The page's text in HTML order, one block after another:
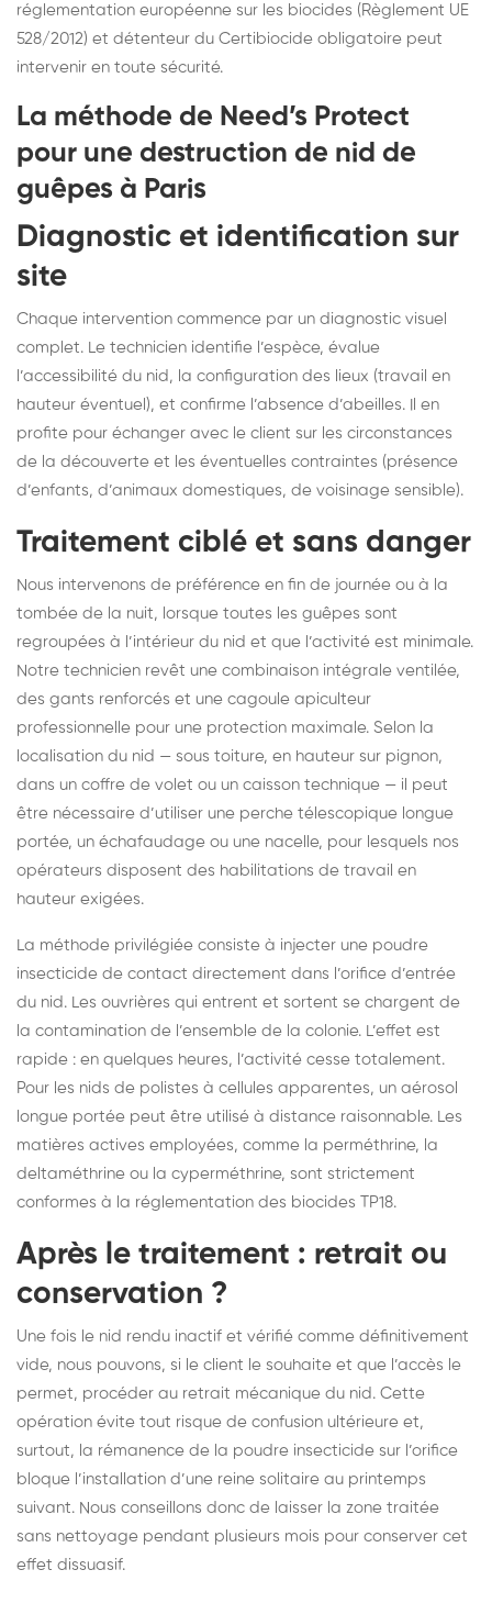
réglementation européenne sur les biocides (Règlement UE
528/2012) et détenteur du Certibiocide obligatoire peut
intervenir en toute sécurité.
La méthode de Need’s Protect
pour une destruction de nid de
guêpes à Paris
Diagnostic et identification sur
site
Chaque intervention commence par un diagnostic visuel
complet. Le technicien identifie l’espèce, évalue
l’accessibilité du nid, la configuration des lieux (travail en
hauteur éventuel), et confirme l’absence d’abeilles. Il en
profite pour échanger avec le client sur les circonstances
de la découverte et les éventuelles contraintes (présence
d’enfants, d’animaux domestiques, de voisinage sensible).
Traitement ciblé et sans danger
Nous intervenons de préférence en fin de journée ou à la
tombée de la nuit, lorsque toutes les guêpes sont
regroupées à l’intérieur du nid et que l’activité est minimale.
Notre technicien revêt une combinaison intégrale ventilée,
des gants renforcés et une cagoule apiculteur
professionnelle pour une protection maximale. Selon la
localisation du nid — sous toiture, en hauteur sur pignon,
dans un coffre de volet ou un caisson technique — il peut
être nécessaire d’utiliser une perche télescopique longue
portée, un échafaudage ou une nacelle, pour lesquels nos
opérateurs disposent des habilitations de travail en
hauteur exigées.
La méthode privilégiée consiste à injecter une poudre
insecticide de contact directement dans l’orifice d’entrée
du nid. Les ouvrières qui entrent et sortent se chargent de
la contamination de l’ensemble de la colonie. L’effet est
rapide : en quelques heures, l’activité cesse totalement.
Pour les nids de polistes à cellules apparentes, un aérosol
longue portée peut être utilisé à distance raisonnable. Les
matières actives employées, comme la perméthrine, la
deltaméthrine ou la cyperméthrine, sont strictement
conformes à la réglementation des biocides TP18.
Après le traitement : retrait ou
conservation ?
Une fois le nid rendu inactif et vérifié comme définitivement
vide, nous pouvons, si le client le souhaite et que l’accès le
permet, procéder au retrait mécanique du nid. Cette
opération évite tout risque de confusion ultérieure et,
surtout, la rémanence de la poudre insecticide sur l’orifice
bloque l’installation d’une reine solitaire au printemps
suivant. Nous conseillons donc de laisser la zone traitée
sans nettoyage pendant plusieurs mois pour conserver cet
effet dissuasif.